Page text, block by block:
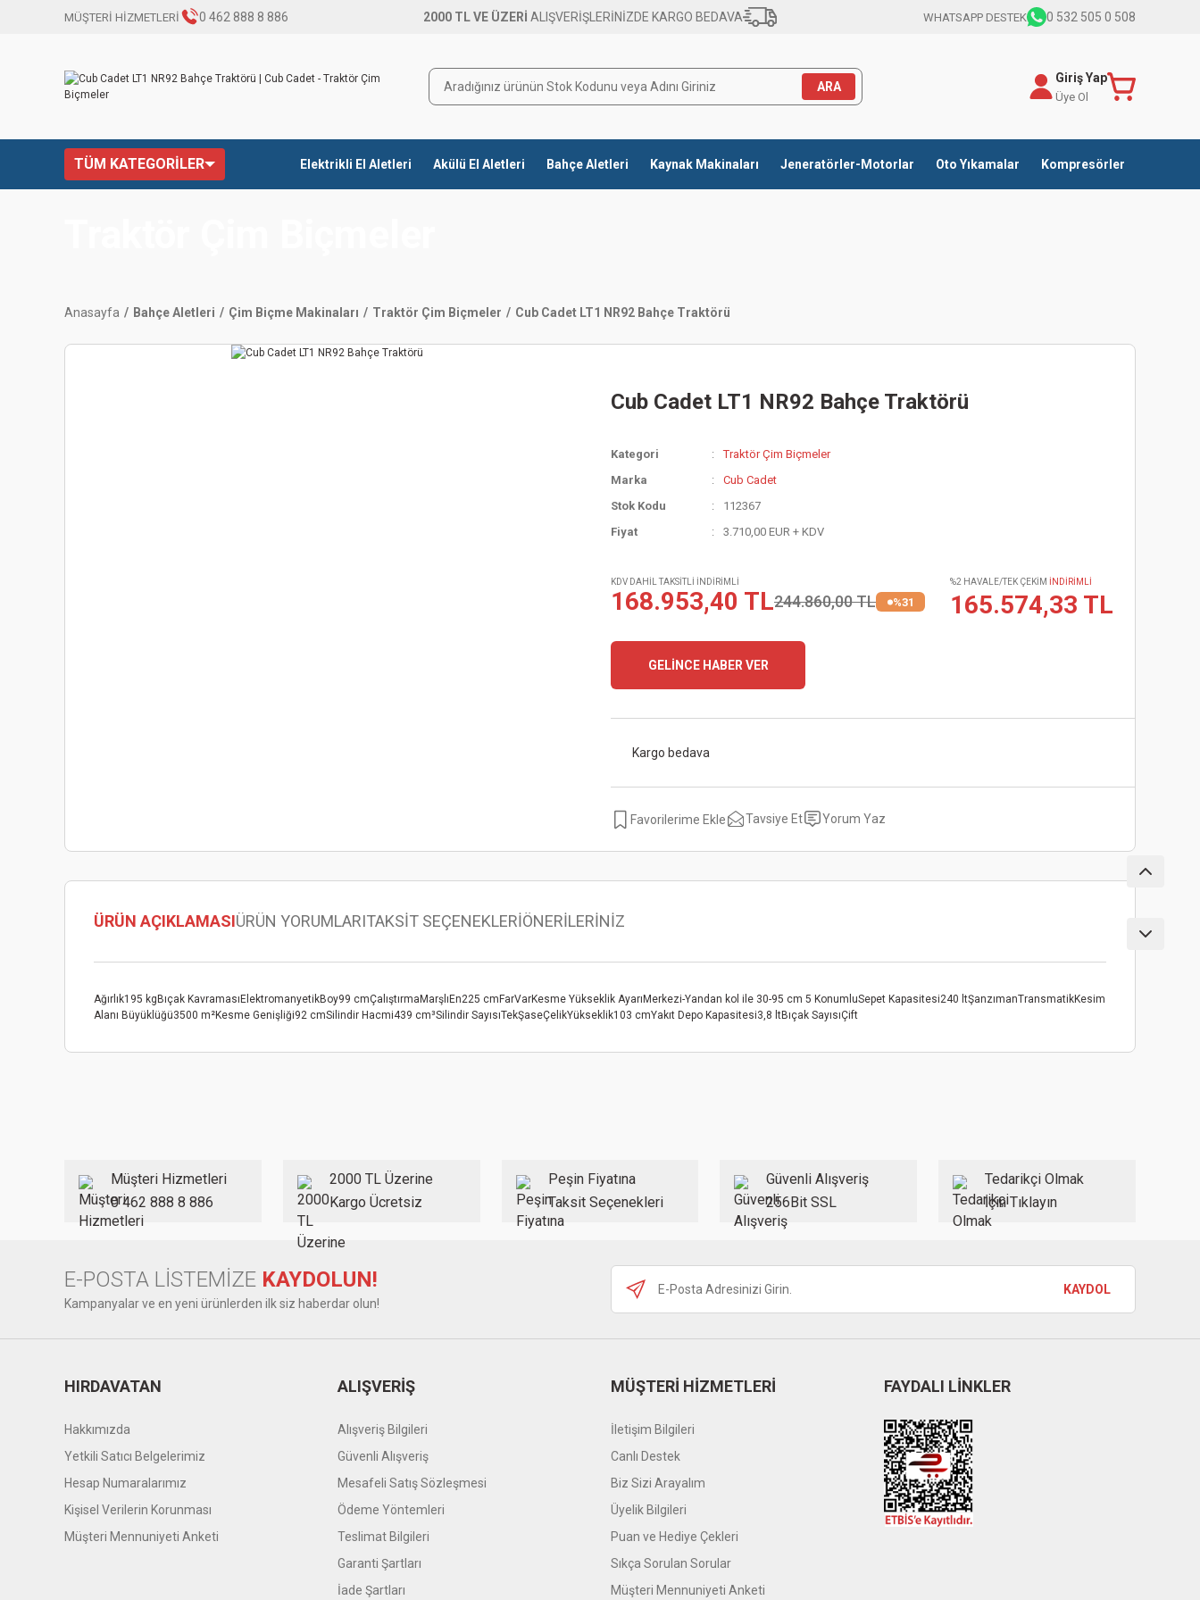
MÜŞTERİ HİZMETLERİ 0 462 888 8 886 2000 TL VE ÜZERİ ALIŞVERİŞLERİNİZDE KARGO BEDAVA WHATSAPP DESTEK 0 532 505 0 508
ARA
Giriş Yap
Üye Ol
TÜM KATEGORİLER Elektrikli El Aletleri Akülü El Aletleri Bahçe Aletleri Kaynak Makinaları Jeneratörler-Motorlar Oto Yıkamalar Kompresörler
Anasayfa Bahçe Aletleri Çim Biçme Makinaları Traktör Çim Biçmeler Cub Cadet LT1 NR92 Bahçe Traktörü
Cub Cadet LT1 NR92 Bahçe Traktörü
Kategori
Traktör Çim Biçmeler
Marka
Cub Cadet
Stok Kodu
112367
Fiyat
3.710,00 EUR + KDV
KDV DAHİL TAKSİTLİ İNDİRİMLİ
168.953,40 TL244.860,00 TL %31
%2 HAVALE/TEK ÇEKİM İNDİRİMLİ
165.574,33 TL
GELİNCE HABER VER
Kargo bedava
Tavsiye Et Yorum Yaz
ÜRÜN AÇIKLAMASIÜRÜN YORUMLARITAKSİT SEÇENEKLERİÖNERİLERİNİZ
Ağırlık195 kgBıçak KavramasıElektromanyetikBoy99 cmÇalıştırmaMarşlıEn225 cmFarVarKesme Yükseklik AyarıMerkezi-Yandan kol ile 30-95 cm 5 KonumluSepet Kapasitesi240 ltŞanzımanTransmatikKesim
Alanı Büyüklüğü3500 m²Kesme Genişliği92 cmSilindir Hacmi439 cm³Silindir SayısıTekŞaseÇelikYükseklik103 cmYakıt Depo Kapasitesi3,8 ltBıçak SayısıÇift
Ürün bilgilerinde hatalar bulunuyor.
Ürün fiyatı diğer sitelerden daha pahalı.
Bu ürüne benzer farklı alternatifler olmalı.
Gönder
Müşteri Hizmetleri
0 462 888 8 886
2000 TL Üzerine
Kargo Ücretsiz
Peşin Fiyatına
Taksit Seçenekleri
Güvenli Alışveriş
256Bit SSL
Tedarikçi Olmak
İçin Tıklayın
E-POSTA LİSTEMİZE KAYDOLUN!
Kampanyalar ve en yeni ürünlerden ilk siz haberdar olun!
KAYDOL
HIRDAVATAN
Hakkımızda
Yetkili Satıcı Belgelerimiz
Hesap Numaralarımız
Kişisel Verilerin Korunması
Müşteri Mennuniyeti Anketi
ALIŞVERİŞ
Alışveriş Bilgileri
Güvenli Alışveriş
Mesafeli Satış Sözleşmesi
Ödeme Yöntemleri
Teslimat Bilgileri
Garanti Şartları
İade Şartları
MÜŞTERİ HİZMETLERİ
İletişim Bilgileri
Canlı Destek
Biz Sizi Arayalım
Üyelik Bilgileri
Puan ve Hediye Çekleri
Sıkça Sorulan Sorular
Müşteri Mennuniyeti Anketi
FAYDALI LİNKLER